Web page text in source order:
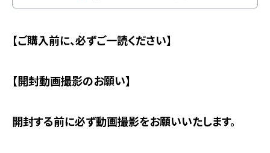
【ご購入前に、必ずご一読ください】
【開封動画撮影のお願い】
開封する前に必ず動画撮影をお願いいたします。